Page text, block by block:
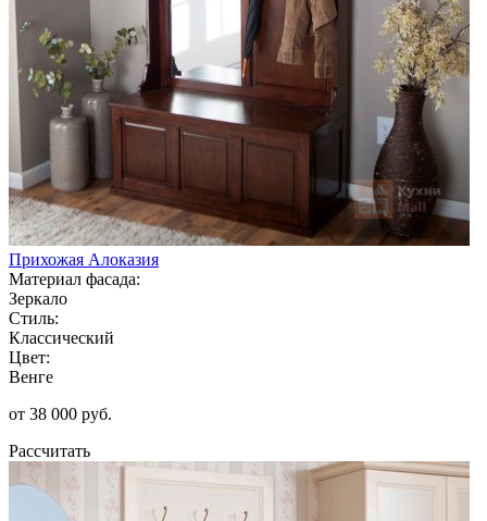
Прихожая Алоказия
Материал фасада:
Зеркало
Стиль:
Классический
Цвет:
Венге
от 38 000 руб.
Рассчитать